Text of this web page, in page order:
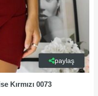
paylaş
Kırmızı 0073